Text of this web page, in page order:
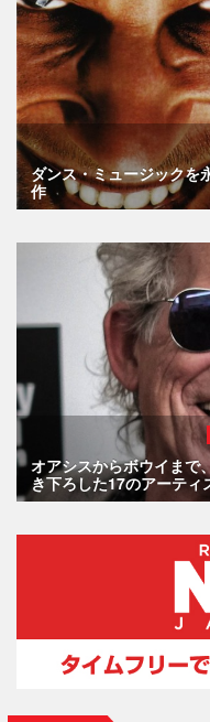
ダンス・ミュージックを
作
オアシスからボウイまで
き下ろした17のアーティ